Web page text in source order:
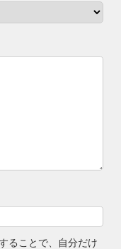
ることで、自分だけ